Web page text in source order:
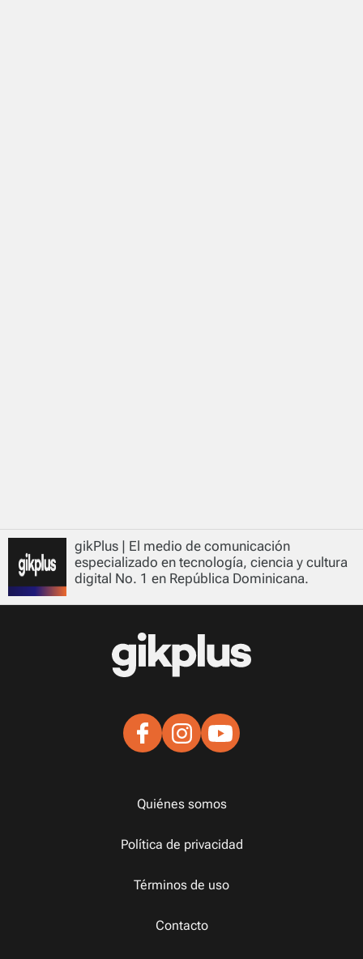
gikPlus | El medio de comunicación
especializado en tecnología, ciencia y cultura
digital No. 1 en República Dominicana.
Quiénes somos
Política de privacidad
Términos de uso
Contacto